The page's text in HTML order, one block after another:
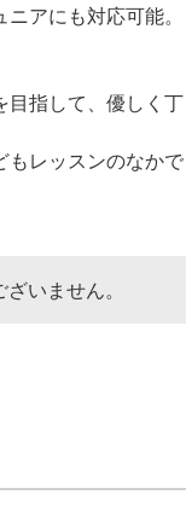
アにも対応可能。
指して、優しく丁
レッスンのなかで
どスキルに合った
にご相談ください
いません。